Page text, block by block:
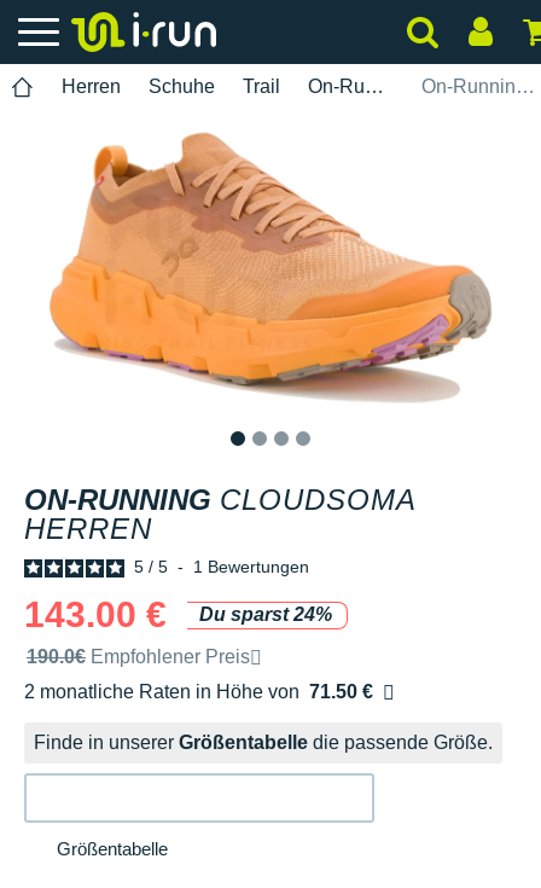
Herren Schuhe Trail On-Running On-Running Cloudsoma Herren
ON-RUNNING CLOUDSOMA
HERREN
5 / 5 - 1 Bewertungen
143.00 €
Du sparst 24%
Unverbindliche Preisempfehlung der Marke
190.0€ Empfohlener Preis
2 monatliche Raten in Höhe von 71.50 €
Ohne Zusatzkosten
Finde in unserer Größentabelle die passende Größe.
Größentabelle